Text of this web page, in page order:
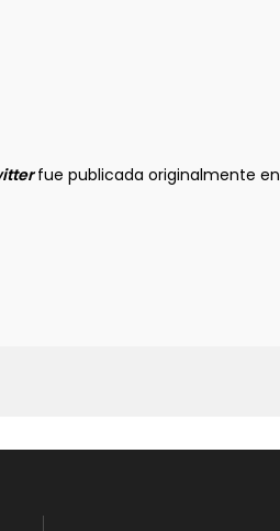
fue publicada originalmente en